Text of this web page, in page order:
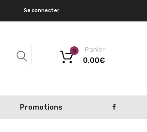
Se connecter
Recherche
Panier
0,00€
0
Promotions